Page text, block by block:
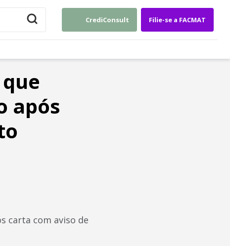
CrediConsult Filie-se a FACMAT
após
carta com aviso de